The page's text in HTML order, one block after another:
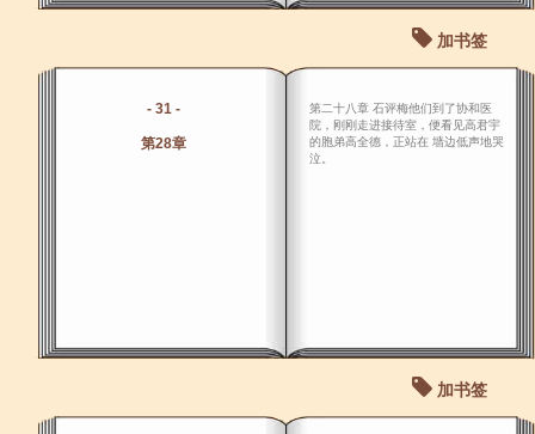
加书签
- 31 -
第28章
第二十八章 石评梅他们到了协和医
院，刚刚走进接待室，便看见高君宇
的胞弟高全德，正站在 墙边低声地哭
泣。
加书签